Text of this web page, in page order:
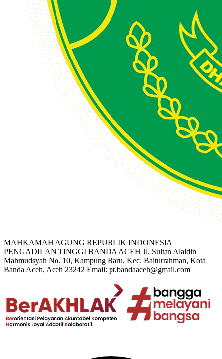
MAHKAMAH AGUNG REPUBLIK INDONESIA
PENGADILAN TINGGI BANDA ACEH Jl. Sultan Alaidin
Mahmudsyah No. 10, Kampung Baru, Kec. Baiturrahman, Kota
Banda Aceh, Aceh 23242 Email: pt.bandaaceh@gmail.com